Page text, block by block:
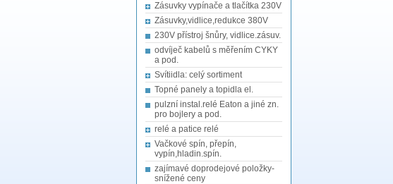
Zásuvky vypínače a tlačítka 230V
Zásuvky,vidlice,redukce 380V
230V přístroj šnůry, vidlice.zásuv.
odvíječ kabelů s měřením CYKY
a pod.
Svítiidla: celý sortiment
Topné panely a topidla el.
pulzní instal.relé Eaton a jiné zn.
pro bojlery a pod.
relé a patice relé
Vačkové spín, přepín,
vypín,hladin.spín.
zajímavé doprodejové položky-
snížené ceny